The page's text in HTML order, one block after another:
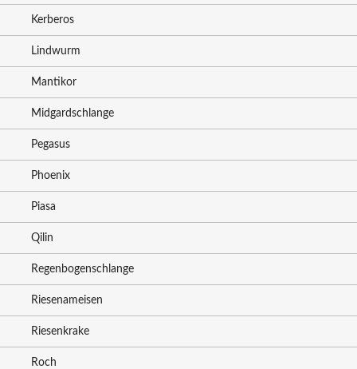
Kerberos
Lindwurm
Mantikor
Midgardschlange
Pegasus
Phoenix
Piasa
Qilin
Regenbogenschlange
Riesenameisen
Riesenkrake
Roch